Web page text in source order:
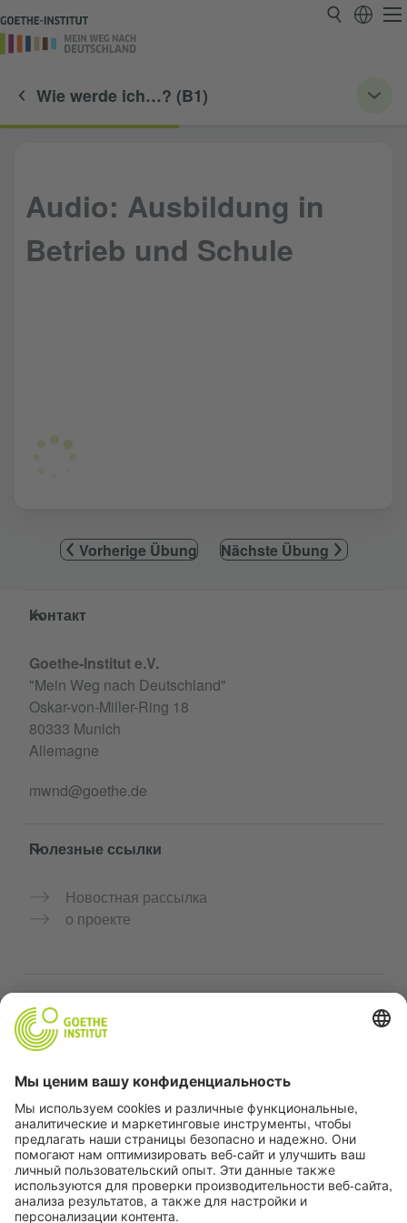
Wie werde ich…? (B1)
Audio: Ausbildung in
Betrieb und Schule
Vorherige Übung Nächste Übung
Service- und Informationsbereich
Контакт
Goethe-Institut e.V.
"Mein Weg nach Deutschland"
Oskar-von-Miller-Ring 18
80333 Munich
Allemagne
mwnd@goethe.de
Полезные ссылки
Новостная рассылка
о проекте
Дополнительные сайты
Курсы немецкого языка от Goethe-Institut
Портал для преподавателей «Deutschstunde»
Конфиденциальность и доступность